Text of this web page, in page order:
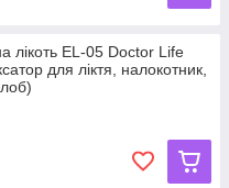
лікоть EL-05 Doctor Life
для ліктя, налокотник,